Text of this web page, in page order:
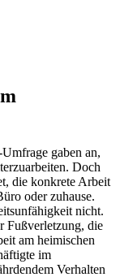
gaben an,
Doch
die konkrete Arbeit
oder zuhause.
nicht.
Fußverletzung, die
am heimischen
im
Verhalten